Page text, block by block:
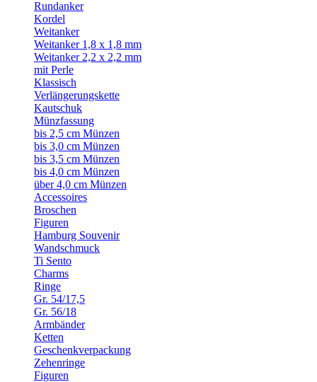
Rundanker
Kordel
Weitanker
Weitanker 1,8 x 1,8 mm
Weitanker 2,2 x 2,2 mm
mit Perle
Klassisch
Verlängerungskette
Kautschuk
Münzfassung
bis 2,5 cm Münzen
bis 3,0 cm Münzen
bis 3,5 cm Münzen
bis 4,0 cm Münzen
über 4,0 cm Münzen
Accessoires
Broschen
Figuren
Hamburg Souvenir
Wandschmuck
Ti Sento
Charms
Ringe
Gr. 54/17,5
Gr. 56/18
Armbänder
Ketten
Geschenkverpackung
Zehenringe
Figuren